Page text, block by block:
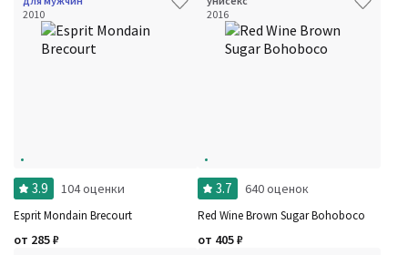
2010
3.9 104 оценки
Esprit Mondain Brecourt
от 285₽
2016
3.7 640 оценок
Red Wine Brown Sugar Bohoboco
от 405₽